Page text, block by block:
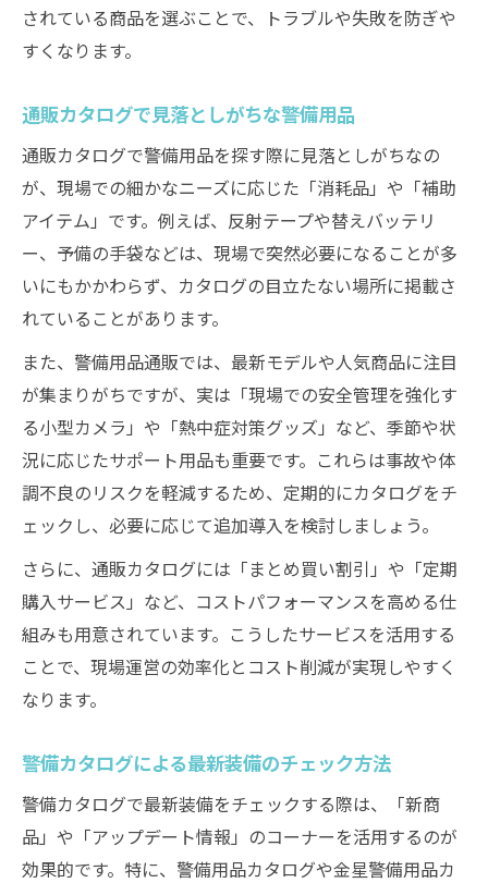
されている商品を選ぶことで、トラブルや失敗を防ぎや
すくなります。
通販カタログで見落としがちな警備用品
通販カタログで警備用品を探す際に見落としがちなの
が、現場での細かなニーズに応じた「消耗品」や「補助
アイテム」です。例えば、反射テープや替えバッテリ
ー、予備の手袋などは、現場で突然必要になることが多
いにもかかわらず、カタログの目立たない場所に掲載さ
れていることがあります。
また、警備用品通販では、最新モデルや人気商品に注目
が集まりがちですが、実は「現場での安全管理を強化す
る小型カメラ」や「熱中症対策グッズ」など、季節や状
況に応じたサポート用品も重要です。これらは事故や体
調不良のリスクを軽減するため、定期的にカタログをチ
ェックし、必要に応じて追加導入を検討しましょう。
さらに、通販カタログには「まとめ買い割引」や「定期
購入サービス」など、コストパフォーマンスを高める仕
組みも用意されています。こうしたサービスを活用する
ことで、現場運営の効率化とコスト削減が実現しやすく
なります。
警備カタログによる最新装備のチェック方法
警備カタログで最新装備をチェックする際は、「新商
品」や「アップデート情報」のコーナーを活用するのが
効果的です。特に、警備用品カタログや金星警備用品カ